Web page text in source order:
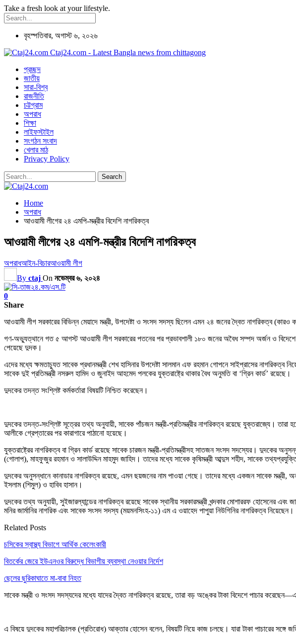
Take a fresh look at your lifestyle.
বৃহস্পতিবার, অগাস্ট ৬, ২০২৬
Ctaj24.com - Latest Bangla news from chittagong
প্রচ্ছদ
জাতীয়
সারা-বিশ্ব
রাজনীতি
চট্টগ্রাম
অপরাধ
শিক্ষা
লাইফস্টাইল
সংগঠন সংবাদ
খেলার মাঠ
Privacy Policy
Home
অপরাধ
আওয়ামী লীগের ২৪ এমপি-মন্ত্রীর বিদেশি নাগরিকত্ব
আওয়ামী লীগের ২৪ এমপি-মন্ত্রীর বিদেশি নাগরিকত্ব
অপরাধআইন-বিচারআওয়ামী লীগ
By ctaj On নভেম্বর ৬, ২০২৪
0
Share
আওয়ামী লীগ সরকারের বিভিন্ন মেয়াদে মন্ত্রী, উপদেষ্টা ও সংসদ সদস্য ছিলেন এমন ২৪ জনের দ্বৈত নাগরিকত্ব (কারও
গণ-অভ্যুত্থানে গত ৫ আগস্ট আওয়ামী লীগ সরকারের পতনের পর প্রভাবশালী ১৮০ জনের অবৈধ সম্পদ অর্জন ও বিদেশে
পেয়েছে দুদক।
এদের মধ্যে ক্ষমতাচ্যুত সাবেক প্রধানমন্ত্রী শেখ হাসিনার উপদেষ্টা সালমান এফ রহমান গোপনে সাইপ্রাসের নাগরিকত্ব
সাবেক দুই প্রতিমন্ত্রী নসরুল হামিদ ও জুনাইদ আহমেদ পলকের যুক্তরাষ্ট্রে থাকার বৈধ অনুমতি বা ‘গ্রিন কার্ড’ রয়েছে।
দুদকের তদন্ত সংশ্লিষ্ট কর্মকর্তারা বিষয়টি নিশ্চিত করেছেন।
দুদকের তদন্ত-সংশ্লিষ্ট সূত্রের তথ্য অনুযায়ী, সাবেক পাঁচজন মন্ত্রী-প্রতিমন্ত্রীর নাগরিকত্ব রয়েছে যুক্তরাজ্যে।
আলীকে গ্রেপ্তারের পর কারাগারে পাঠানো হয়েছে।
যুক্তরাষ্ট্রের নাগরিকত্ব বা গ্রিন কার্ড রয়েছে সাবেক চারজন মন্ত্রী-প্রতিমন্ত্রীসহ সাতজন সংসদ সদস্যের।
(গোলাপ), মাহফুজুর রহমান ও সালাউদ্দিন মাহমুদ জাহিদ। তাদের মধ্যে সাবেক কৃষিমন্ত্রী আব্দুস শহীদ, সাবেক
দুদকের অনুসন্ধানে কানাডার নাগরিকত্ব রয়েছে, এমন ছয়জনের নাম পাওয়া গেছে। তাদের মধ্যে একজন সাবেক
ইসলাম (শিমুল) ও হাবিব হাসান।
দুদকের তথ্য অনুযায়ী, সুইজারল্যান্ডের নাগরিকত্ব রয়েছে সাবেক স্থানীয় সরকারমন্ত্রী খন্দকার মোশাররফ হোসেনের
মনির জার্মানির নাগরিক এবং সাবেক সংসদ সদস্য (ময়মনসিংহ-১১) এম এ ওয়াহেদ পাপুয়া নিউগিনির নাগরিকত্ব নিয়েছেন।
Related Posts
চসিকের স্বাস্থ্য বিভাগে আর্থিক কেলেংকারী
বিতর্কের জেরে ইউএনওর বিরুদ্ধে বিভাগীয় ব্যবস্থা নেওয়ার নির্দেশ
ছেলের ছুরিকাঘাতে মা-বাবা নিহত
সাবেক মন্ত্রী ও সংসদ সদস্যদের মধ্যে যাদের দ্বৈত নাগরিকত্ব রয়েছে, তারা বড় অঙ্কের টাকা বিদেশে পাচার
এ বিষয়ে দুদকের মহাপরিচালক (প্রতিরোধ) আক্তার হোসেন বলেন, বিষয়টি নিয়ে কাজ চলছে। যারা টাকা পাচারের সঙ্গে